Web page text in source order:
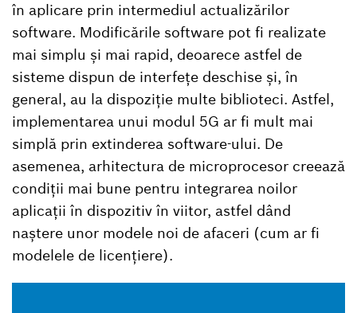
în aplicare prin intermediul actualizărilor
software. Modificările software pot fi realizate
mai simplu și mai rapid, deoarece astfel de
sisteme dispun de interfețe deschise și, în
general, au la dispoziție multe biblioteci. Astfel,
implementarea unui modul 5G ar fi mult mai
simplă prin extinderea software-ului. De
asemenea, arhitectura de microprocesor creează
condiții mai bune pentru integrarea noilor
aplicații în dispozitiv în viitor, astfel dând
naștere unor modele noi de afaceri (cum ar fi
modelele de licențiere).